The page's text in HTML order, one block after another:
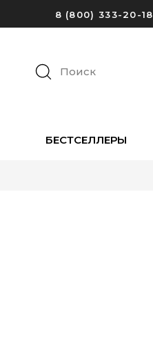
8 (800) 333-20-18
Поиск
БЕСТСЕЛЛЕРЫ